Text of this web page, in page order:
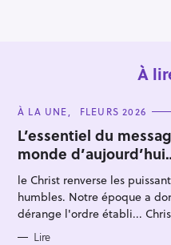
À
C
T
E
G
O
R
I
E
S
À LA UNE FLEURS 2026
L’essentiel du
monde
le Christ renverse les
humbles. Notre époque a
dérange l'ordre établi...
Lire
R